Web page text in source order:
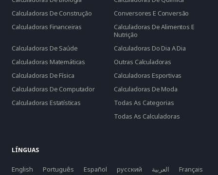
Calculadoras De Construção
Conversores E Conversão
Calculadoras Financeiras
Calculadoras De Alimentos E
Nutrição
Calculadoras De Saúde
Calculadoras Do Dia A Dia
Calculadoras Matemáticas
Outras Calculadoras
Calculadoras De Física
Calculadoras Esportivas
Calculadoras De Computador
Calculadoras De Moda
Calculadoras Estatísticas
Todas As Categorias
Todas As Calculadoras
LÍNGUAS
English Português Español русский العربية Français